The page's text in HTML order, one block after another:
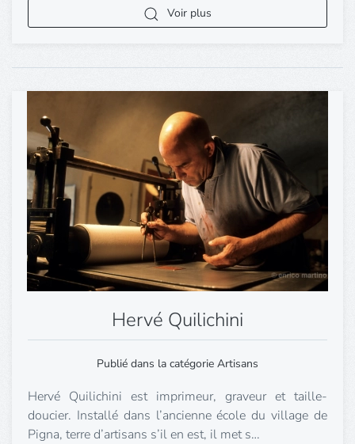
Voir plus
Hervé Quilichini
Publié dans la catégorie Artisans
Hervé Quilichini est imprimeur, graveur et taille-
doucier. Installé dans l’ancienne école du village de
Pigna, terre d’artisans s’il en est, il met s…